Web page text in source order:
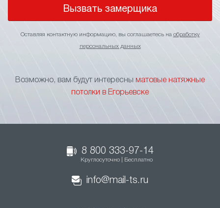
Вызвать замерщика
Оставляя контактную информацию, вы соглашаетесь на обработку
персональных данных
Возможно, вам будут интересны
матовые натяжные
потолки в Егорьевске
8 800 333-97-14
Круглосуточно | Бесплатно
info@mail-ts.ru